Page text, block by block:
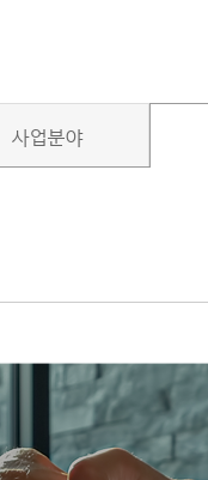
사업분야